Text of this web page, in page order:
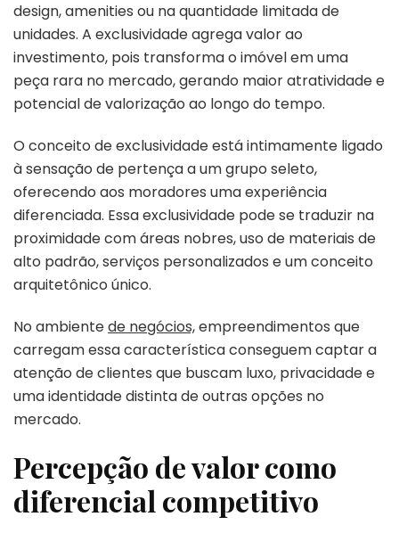
design, amenities ou na quantidade limitada de
unidades. A exclusividade agrega valor ao
investimento, pois transforma o imóvel em uma
peça rara no mercado, gerando maior atratividade e
potencial de valorização ao longo do tempo.
O conceito de exclusividade está intimamente ligado
à sensação de pertença a um grupo seleto,
oferecendo aos moradores uma experiência
diferenciada. Essa exclusividade pode se traduzir na
proximidade com áreas nobres, uso de materiais de
alto padrão, serviços personalizados e um conceito
arquitetônico único.
No ambientede negócios,empreendimentos que
carregam essa característica conseguem captar a
atenção de clientes que buscam luxo, privacidade e
uma identidade distinta de outras opções no
mercado.
Percepção de valor como
diferencial competitivo